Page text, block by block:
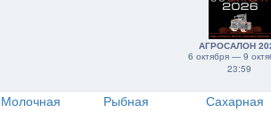
АГРОСАЛОН
6 октября — 9
23:59
Молочная
Рыбная
Сахарная